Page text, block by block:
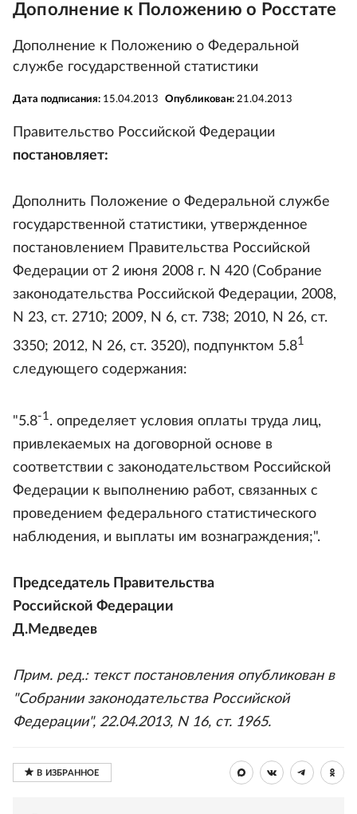
Дополнение к Положению о Росстате
Дополнение к Положению о Федеральной
службе государственной статистики
Дата подписания: 15.04.2013 Опубликован: 21.04.2013
Правительство Российской Федерации
постановляет:
Дополнить Положение о Федеральной службе
государственной статистики, утвержденное
постановлением Правительства Российской
Федерации от 2 июня 2008 г. N 420 (Собрание
законодательства Российской Федерации, 2008,
N 23, ст. 2710; 2009, N 6, ст. 738; 2010, N 26, ст.
3350; 2012, N 26, ст. 3520), подпунктом 5.81
следующего содержания:
"5.8-1. определяет условия оплаты труда лиц,
привлекаемых на договорной основе в
соответствии с законодательством Российской
Федерации к выполнению работ, связанных с
проведением федерального статистического
наблюдения, и выплаты им вознаграждения;".
Председатель Правительства
Российской Федерации
Д.Медведев
Прим. ред.: текст постановления опубликован в
"Собрании законодательства Российской
Федерации", 22.04.2013, N 16, ст. 1965.